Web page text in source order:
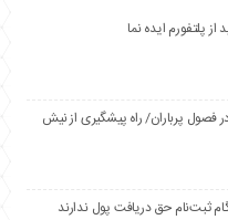
از پلتفورم ایده نما
فصول پرباران/ راه پیشگیری از نیش
ثبت‌نام حق دریافت پول ندارند